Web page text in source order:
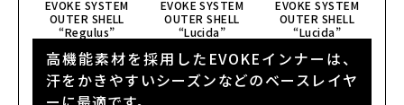
EVOKE SYSTEM
OUTER SHELL
“Regulus”
EVOKE SYSTEM
OUTER SHELL
“Lucida”
EVOKE SYSTEM
OUTER SHELL
“Lucida”
高機能素材を採用したEVOKEインナーは、
汗をかきやすいシーズンなどのベースレイヤ